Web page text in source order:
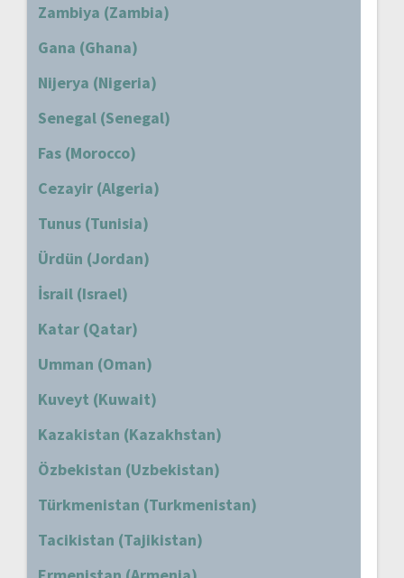
Zambiya (Zambia)
Gana (Ghana)
Nijerya (Nigeria)
Senegal (Senegal)
Fas (Morocco)
Cezayir (Algeria)
Tunus (Tunisia)
Ürdün (Jordan)
İsrail (Israel)
Katar (Qatar)
Umman (Oman)
Kuveyt (Kuwait)
Kazakistan (Kazakhstan)
Özbekistan (Uzbekistan)
Türkmenistan (Turkmenistan)
Tacikistan (Tajikistan)